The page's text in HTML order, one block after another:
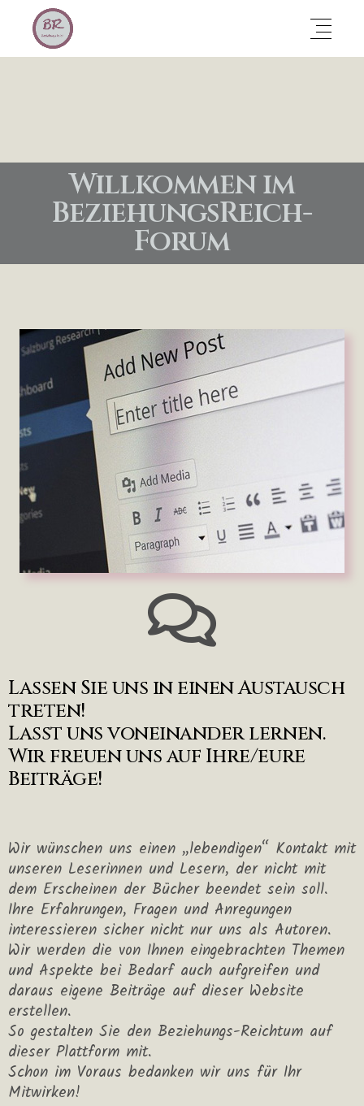
Willkommen im
BeziehungsReich-
Forum
Lassen Sie uns in einen Austausch
treten!
Lasst uns voneinander lernen.
Wir freuen uns auf Ihre/eure
Beiträge!
Wir wünschen uns einen „lebendigen“ Kontakt mit
unseren Leserinnen und Lesern, der nicht mit
dem Erscheinen der Bücher beendet sein soll.
Ihre Erfahrungen, Fragen und Anregungen
interessieren sicher nicht nur uns als Autoren.
Wir werden die von Ihnen eingebrachten Themen
und Aspekte bei Bedarf auch aufgreifen und
daraus eigene Beiträge auf dieser Website
erstellen.
So gestalten Sie den Beziehungs-Reichtum auf
dieser Plattform mit.
Schon im Voraus bedanken wir uns für Ihr
Mitwirken!